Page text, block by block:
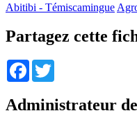
Abitibi - Témiscamingue
Partagez cette
Facebook
Administrateur